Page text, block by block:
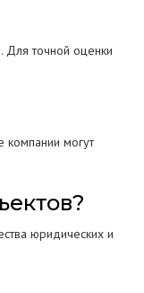
Для точной оценки
компании могут
юридических и